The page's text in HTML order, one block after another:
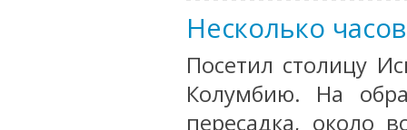
Несколько
Посетил столицу
Колумбию. На
пересадка, около